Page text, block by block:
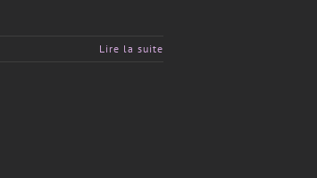
Lire la suite